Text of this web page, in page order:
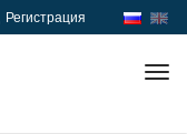
Регистрация